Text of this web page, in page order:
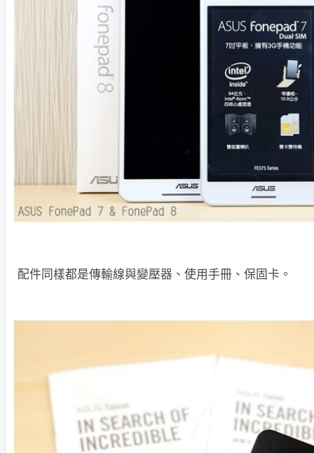
配件同樣都是傳輸線與變壓器、使用手冊、保固卡。